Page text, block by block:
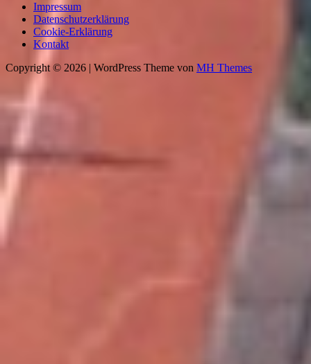
Impressum
Datenschutzerklärung
Cookie-Erklärung
Kontakt
Copyright © 2026 | WordPress Theme von MH Themes